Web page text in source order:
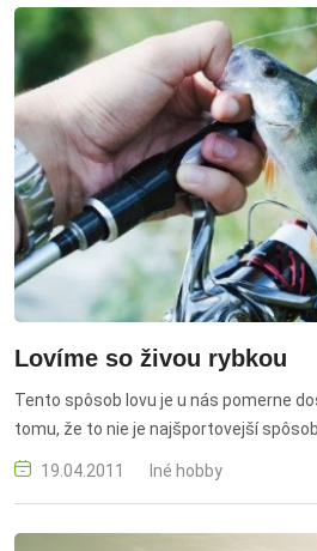
Lovíme so živou rybkou
Tento spôsob lovu je u nás pomerne
tomu, že to nie je najšportovejší spôsob
19.04.2011 Iné hobby